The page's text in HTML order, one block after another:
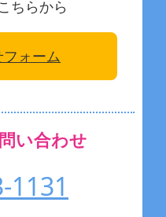
ちらから
ォーム
い合わせ
1131